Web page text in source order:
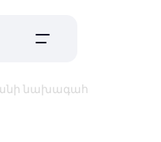
նախագահ